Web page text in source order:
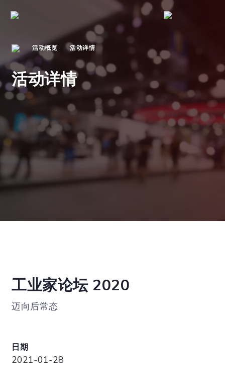
活动概览 活动详情
活动详情
工业家论坛 2020
迈向后常态
日期
2021-01-28